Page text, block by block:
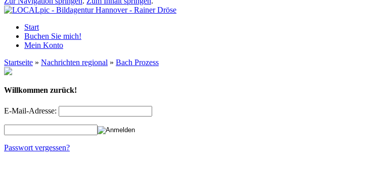
Start
Buchen Sie mich!
Mein Konto
Startseite » Nachrichten regional » Bach Prozess
Willkommen zurück!
E-Mail-Adresse:
Passwort vergessen?